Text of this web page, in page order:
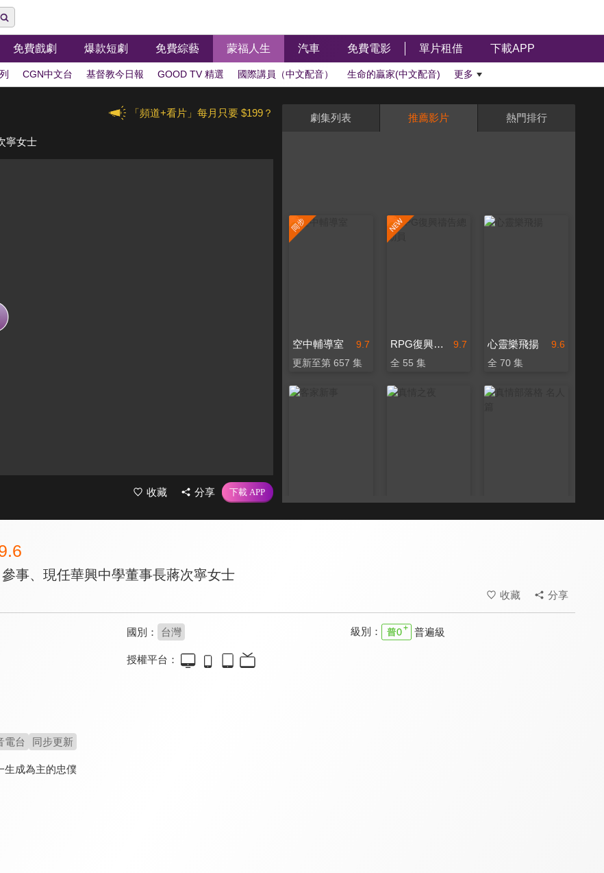
免費戲劇 爆款短劇 免費綜藝 蒙福人生 汽車 免費電影 單片租借 下載APP
CGN中文台 基督教今日報 GOOD TV 精選 國際講員（中文配音） 生命的贏家(中文配音) 更多
「頻道+看片」每月只要 $199？
寧女士
收藏 分享
劇集列表 推薦影片 熱門排行
9.7
空中輔導室
更新至第 657 集
9.7
RPG復興禱告總動員
全 55 集
9.6
心靈樂飛揚
全 70 集
事、現任華興中學董事長蔣次寧女士
收藏 分享
國別： 台灣 級別： 普遍級
授權平台：
電台 同步更新
生成為主的忠僕